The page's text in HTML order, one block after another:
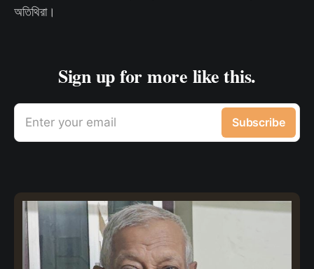
অতিথিরা।
Sign up for more like this.
Enter your email Subscribe